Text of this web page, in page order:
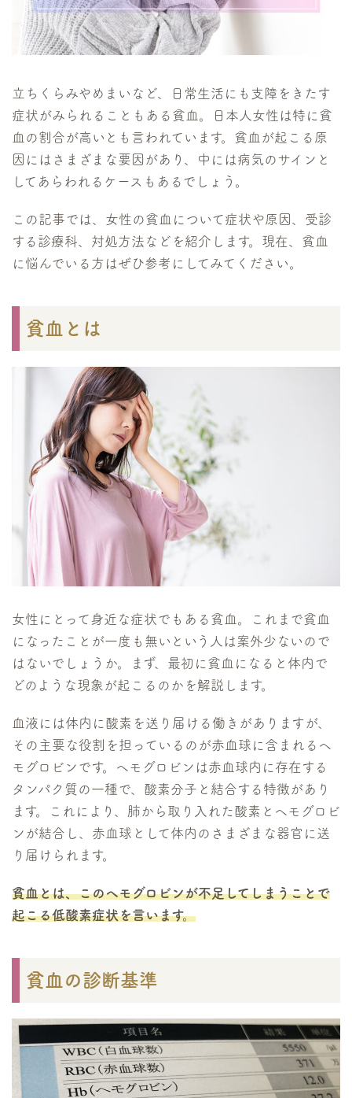
立ちくらみやめまいなど、日常生活にも支障をきたす
症状がみられることもある貧血。日本人女性は特に貧
血の割合が高いとも言われています。貧血が起こる原
因にはさまざまな要因があり、中には病気のサインと
してあらわれるケースもあるでしょう。
この記事では、女性の貧血について症状や原因、受診
する診療科、対処方法などを紹介します。現在、貧血
に悩んでいる方はぜひ参考にしてみてください。
貧血とは
女性にとって身近な症状でもある貧血。これまで貧血
になったことが一度も無いという人は案外少ないので
はないでしょうか。まず、最初に貧血になると体内で
どのような現象が起こるのかを解説します。
血液には体内に酸素を送り届ける働きがありますが、
その主要な役割を担っているのが赤血球に含まれるヘ
モグロビンです。ヘモグロビンは赤血球内に存在する
タンパク質の一種で、酸素分子と結合する特徴があり
ます。これにより、肺から取り入れた酸素とヘモグロビ
ンが結合し、赤血球として体内のさまざまな器官に送
り届けられます。
貧血とは、このヘモグロビンが不足してしまうことで
起こる低酸素症状を言います。
貧血の診断基準